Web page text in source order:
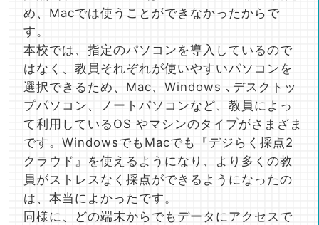
め、Macでは使うことができなかったからで
す。
本校では、指定のパソコンを導入しているので
はなく、教員それぞれが使いやすいパソコンを
選択できるため、Mac、Windows ､デスクトッ
プパソコン、ノートパソコンなど、教員によっ
て利用しているOS やマシンのタイプがさまざま
です。WindowsでもMacでも『デジらく採点2
クラウド』を使えるようになり、より多くの教
員がストレスなく採点ができるようになったの
は、本当によかったです。
同様に、どの端末からでもデータにアクセスで